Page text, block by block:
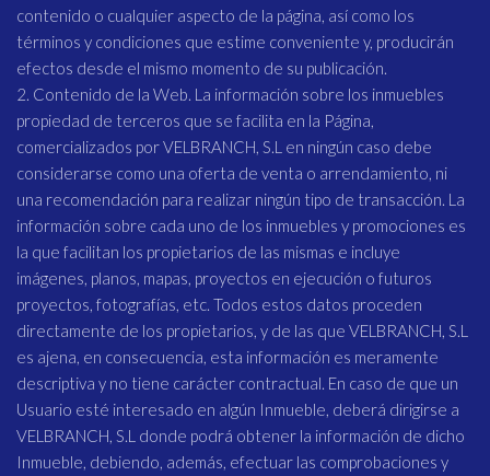
contenido o cualquier aspecto de la página, así como los
términos y condiciones que estime conveniente y, producirán
efectos desde el mismo momento de su publicación.
2. Contenido de la Web. La información sobre los inmuebles
propiedad de terceros que se facilita en la Página,
comercializados por VELBRANCH, S.L en ningún caso debe
considerarse como una oferta de venta o arrendamiento, ni
una recomendación para realizar ningún tipo de transacción. La
información sobre cada uno de los inmuebles y promociones es
la que facilitan los propietarios de las mismas e incluye
imágenes, planos, mapas, proyectos en ejecución o futuros
proyectos, fotografías, etc. Todos estos datos proceden
directamente de los propietarios, y de las que VELBRANCH, S.L
es ajena, en consecuencia, esta información es meramente
descriptiva y no tiene carácter contractual. En caso de que un
Usuario esté interesado en algún Inmueble, deberá dirigirse a
VELBRANCH, S.L donde podrá obtener la información de dicho
Inmueble, debiendo, además, efectuar las comprobaciones y